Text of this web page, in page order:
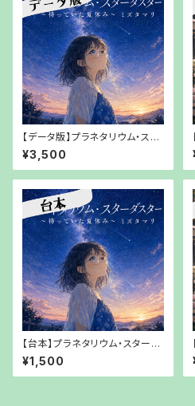
【データ版】プラネタリウム・スタ
ーダスター～待っていた夏休み
～ミズタマリリ【URLでお渡し】
¥3,500
【台本】プラネタリウム・スターダ
スター～待っていた夏休み～ミ
ズタマリ【PDFでお渡し】
¥1,500